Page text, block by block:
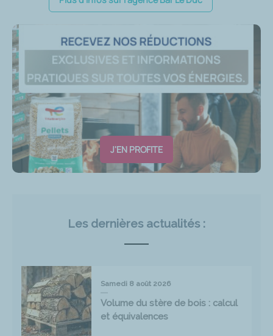
J'EN PROFITE
Les dernières actualités :
Samedi 8 août 2026
Volume du stère de bois : calcul
et équivalences